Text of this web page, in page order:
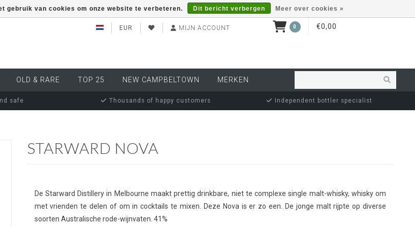
EUR MIJN ACCOUNT 0 €0,00
OLD & RARE TOP 25 NEW CAMPBELTOWN MERKEN
safe Thousands of happy customers Independent bottler specialist
STARWARD NOVA
De Starward Distillery in Melbourne maakt prettig drinkbare, niet te complexe single malt-whisky, whisky om
met vrienden te delen of om in cocktails te mixen. Deze Nova is er zo een. De jonge malt rijpte op diverse
soorten Australische rode-wijnvaten. 41%
gebruik van cookies om onze website te verbeteren. Dit bericht verbergen Meer over cookies »